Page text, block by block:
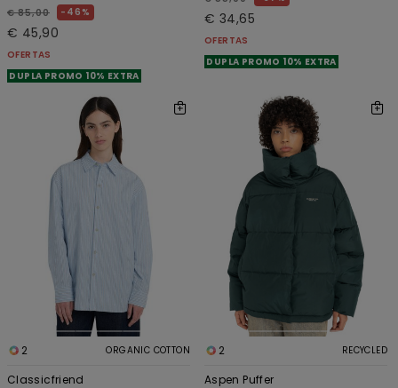
€ 85,00 46%
€ 45,90
OFERTAS
DUPLA PROMO 10% EXTRA
€ 34,65
OFERTAS
DUPLA PROMO 10% EXTRA
2 ORGANIC COTTON
Classicfriend
2 RECYCLED
Aspen Puffer